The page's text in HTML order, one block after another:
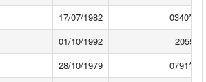
17/07/1982
01/10/1992
28/10/1979